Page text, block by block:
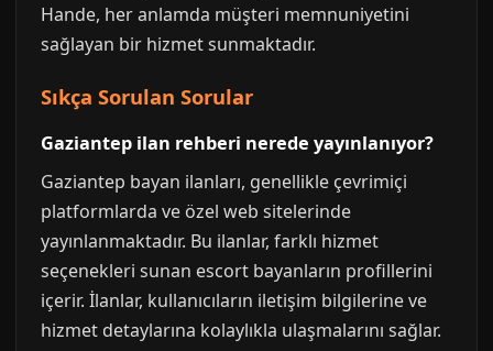
Hande, her anlamda müşteri memnuniyetini
sağlayan bir hizmet sunmaktadır.
Sıkça Sorulan Sorular
Gaziantep ilan rehberi nerede yayınlanıyor?
Gaziantep bayan ilanları, genellikle çevrimiçi
platformlarda ve özel web sitelerinde
yayınlanmaktadır. Bu ilanlar, farklı hizmet
seçenekleri sunan escort bayanların profillerini
içerir. İlanlar, kullanıcıların iletişim bilgilerine ve
hizmet detaylarına kolaylıkla ulaşmalarını sağlar.